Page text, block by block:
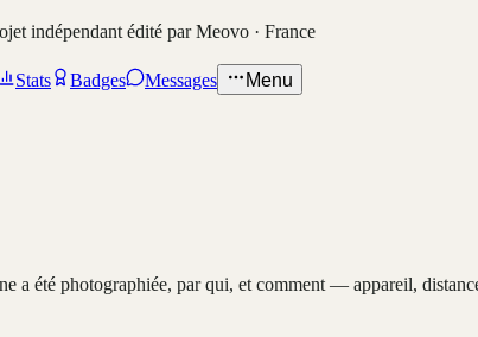
indépendant édité par Meovo · France
Stats Badges Messages Menu
a été photographiée, par qui, et comment — appareil,